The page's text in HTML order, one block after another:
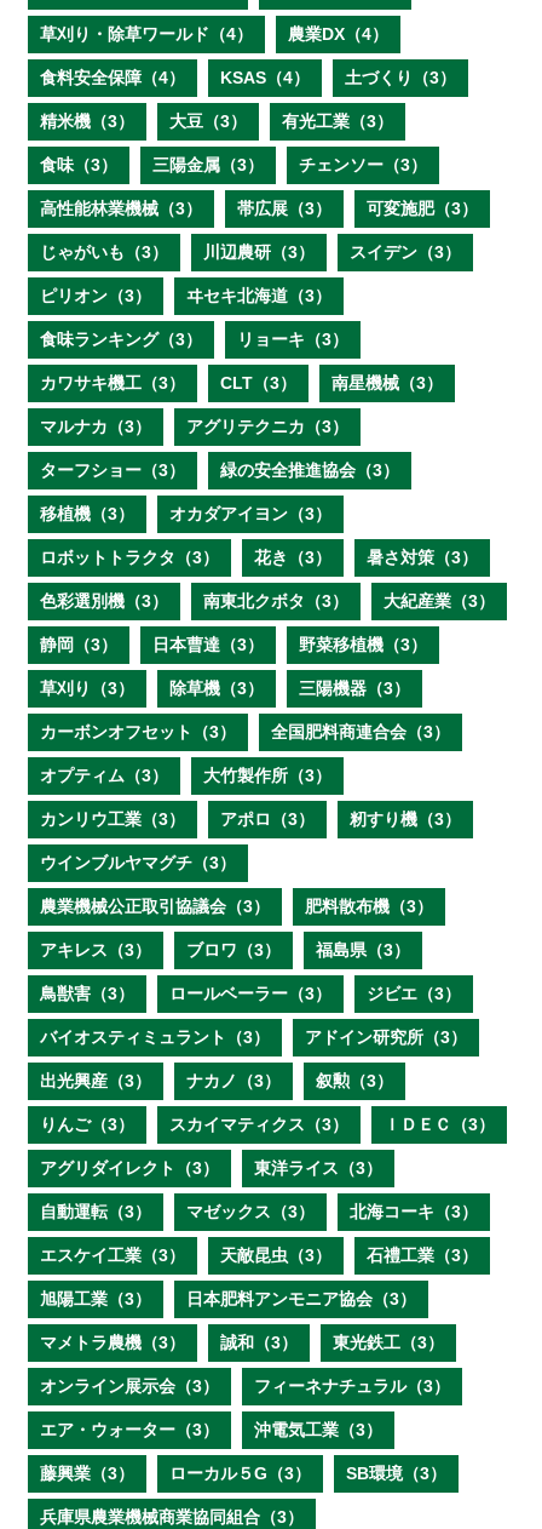
草刈り・除草ワールド（4） 農業DX（4）
食料安全保障（4） KSAS（4） 土づくり（3）
精米機（3） 大豆（3） 有光工業（3）
食味（3） 三陽金属（3） チェンソー（3）
高性能林業機械（3） 帯広展（3） 可変施肥（3）
じゃがいも（3） 川辺農研（3） スイデン（3）
ピリオン（3） ヰセキ北海道（3）
食味ランキング（3） リョーキ（3）
カワサキ機工（3） CLT（3） 南星機械（3）
マルナカ（3） アグリテクニカ（3）
ターフショー（3） 緑の安全推進協会（3）
移植機（3） オカダアイヨン（3）
ロボットトラクタ（3） 花き（3） 暑さ対策（3）
色彩選別機（3） 南東北クボタ（3） 大紀産業（3）
静岡（3） 日本曹達（3） 野菜移植機（3）
草刈り（3） 除草機（3） 三陽機器（3）
カーボンオフセット（3） 全国肥料商連合会（3）
オプティム（3） 大竹製作所（3）
カンリウ工業（3） アポロ（3） 籾すり機（3）
ウインブルヤマグチ（3）
農業機械公正取引協議会（3） 肥料散布機（3）
アキレス（3） ブロワ（3） 福島県（3）
鳥獣害（3） ロールベーラー（3） ジビエ（3）
バイオスティミュラント（3） アドイン研究所（3）
出光興産（3） ナカノ（3） 叙勲（3）
りんご（3） スカイマティクス（3） ＩＤＥＣ（3）
アグリダイレクト（3） 東洋ライス（3）
自動運転（3） マゼックス（3） 北海コーキ（3）
エスケイ工業（3） 天敵昆虫（3） 石禮工業（3）
旭陽工業（3） 日本肥料アンモニア協会（3）
マメトラ農機（3） 誠和（3） 東光鉄工（3）
オンライン展示会（3） フィーネナチュラル（3）
エア・ウォーター（3） 沖電気工業（3）
藤興業（3） ローカル５G（3） SB環境（3）
兵庫県農業機械商業協同組合（3）